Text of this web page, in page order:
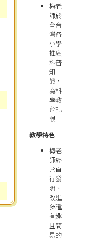
梅老
師於
全台
灣各
小學
推廣
科普
知
識，
為科
學教
育扎
根
教學特色
梅老
師經
常自
行發
明、
改進
多種
有趣
且簡
易的